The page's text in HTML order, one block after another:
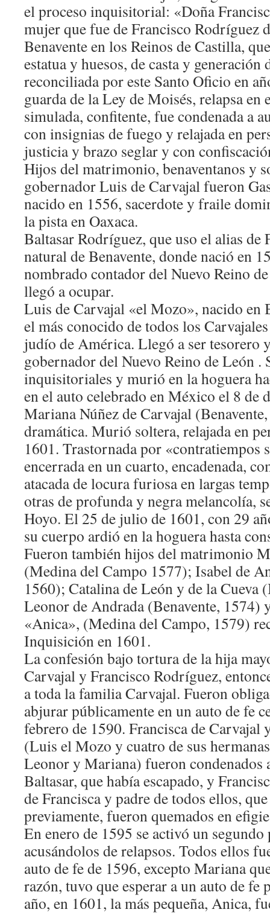
el proceso inquisitorial: «Doña
mujer que fue de Francisco Rodríguez
Benavente en los Reinos de Castilla,
estatua y huesos, de casta y generación
reconciliada por este Santo Oficio en
guarda de la Ley de Moisés, relapsa
simulada, confitente, fue condenada a
con insignias de fuego y relajada en
justicia y brazo seglar y con
Hijos del matrimonio, benaventanos y
gobernador Luis de Carvajal fueron
nacido en 1556, sacerdote y fraile
la pista en Oaxaca.
Baltasar Rodríguez, que uso el alias de
natural de Benavente, donde nació en
nombrado contador del Nuevo Reino
llegó a ocupar.
Luis de Carvajal «el Mozo», nacido en
el más conocido de todos los
judío de América. Llegó a ser tesorero
gobernador del Nuevo Reino de León .
inquisitoriales y murió en la hoguera
en el auto celebrado en México el 8 de
Mariana Núñez de Carvajal
dramática. Murió soltera, relajada en
1601. Trastornada por «contratiempos
encerrada en un cuarto, encadenada,
atacada de locura furiosa en largas
otras de profunda y negra melancolía,
Hoyo. El 25 de julio de 1601, con 29
su cuerpo ardió en la hoguera hasta
Fueron también hijos del matrimonio
(Medina del Campo 1577); Isabel de
1560); Catalina de León y de la Cueva
Leonor de Andrada (Benavente, 1574)
«Anica», (Medina del Campo, 1579)
Inquisición en 1601.
La confesión bajo tortura de la hija
Carvajal y Francisco Rodríguez,
a toda la familia Carvajal. Fueron
abjurar públicamente en un auto de fe
febrero de 1590. Francisca de Carvajal
(Luis el Mozo y cuatro de sus
Leonor y Mariana) fueron condenados
Baltasar, que había escapado, y
de Francisca y padre de todos ellos,
previamente, fueron quemados en
En enero de 1595 se activó un
acusándolos de relapsos. Todos ellos
auto de fe de 1596, excepto Mariana
razón, tuvo que esperar a un auto de fe
año, en 1601, la más pequeña, Anica,